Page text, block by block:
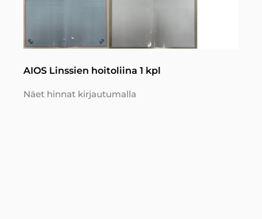
AIOS Linssien hoitoliina 1 kpl
Näet hinnat kirjautumalla